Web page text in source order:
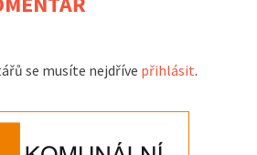
se musíte nejdříve přihlásit.